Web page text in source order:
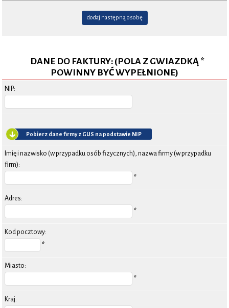
dodaj następną osobę
DANE DO FAKTURY: (POLA Z GWIAZDKĄ *
POWINNY BYĆ WYPEŁNIONE)
NIP:
Pobierz dane firmy z GUS na podstawie NIP
Imię i nazwisko (w przypadku osób fizycznych), nazwa firmy (w przypadku
firm):
*
Adres:
*
Kod pocztowy:
*
Miasto:
*
Kraj: